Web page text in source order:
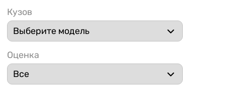
Кузов
Оценка